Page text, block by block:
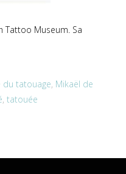
Tattoo Museum. Sa
du tatouage, Mikaël de
, tatouée